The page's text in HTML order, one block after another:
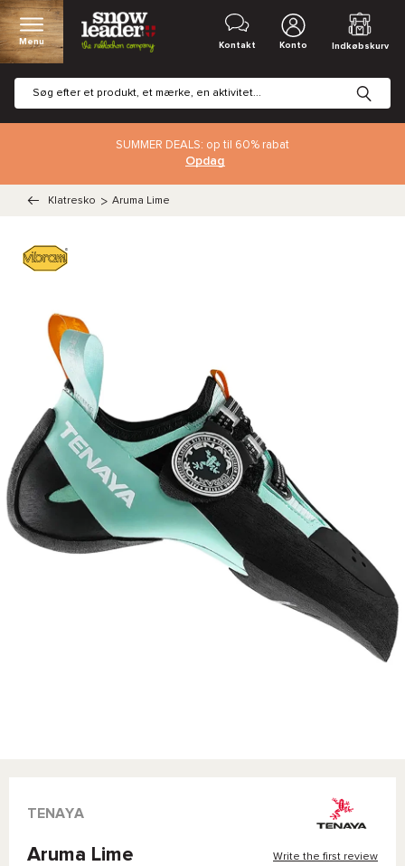
Menu Kontakt Konto Indkøbskurv
SUMMER DEALS: op til 60% rabat
Opdag
Klatresko > Aruma Lime
TENAYA
Aruma Lime Write the first review